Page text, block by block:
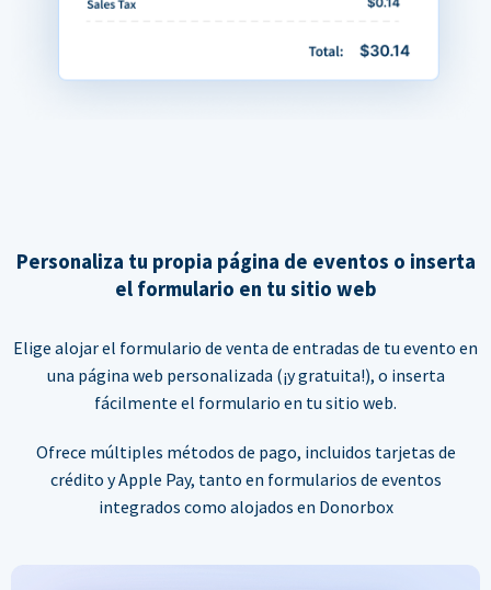
Personaliza tu propia página de eventos o inserta
el formulario en tu sitio web
Elige alojar el formulario de venta de entradas de tu evento en
una página web personalizada (¡y gratuita!), o inserta
fácilmente el formulario en tu sitio web.
Ofrece múltiples métodos de pago, incluidos tarjetas de
crédito y Apple Pay, tanto en formularios de eventos
integrados como alojados en Donorbox